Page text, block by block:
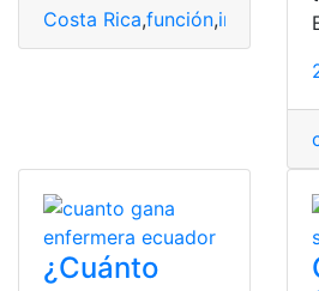
Costa Rica,función,
¿Cuánto